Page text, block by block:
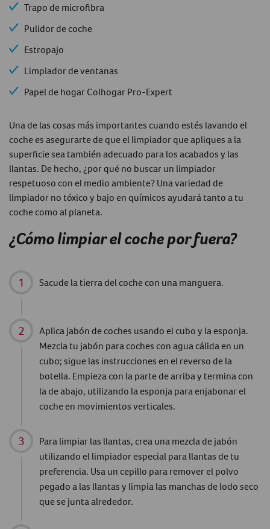
Trapo de microfibra
Pulidor de coche
Estropajo
Limpiador de ventanas
Papel de hogar Colhogar Pro-Expert
Una de las cosas más importantes cuando estés lavando el
coche es asegurarte de que el limpiador que apliques a la
superficie sea también adecuado para los acabados y las
llantas. De hecho, ¿por qué no buscar un limpiador
respetuoso con el medio ambiente? Una variedad de
limpiador no tóxico y bajo en químicos ayudará tanto a tu
coche como al planeta.
¿Cómo limpiar el coche por fuera?
Sacude la tierra del coche con una manguera.
Aplica jabón de coches usando el cubo y la esponja.
Mezcla tu jabón para coches con agua cálida en un
cubo; sigue las instrucciones en el reverso de la
botella. Empieza con la parte de arriba y termina con
la de abajo, utilizando la esponja para enjabonar el
coche en movimientos verticales.
Para limpiar las llantas, crea una mezcla de jabón
utilizando el limpiador especial para llantas de tu
preferencia. Usa un cepillo para remover el polvo
pegado a las llantas y limpia las manchas de lodo seco
que se junta alrededor.